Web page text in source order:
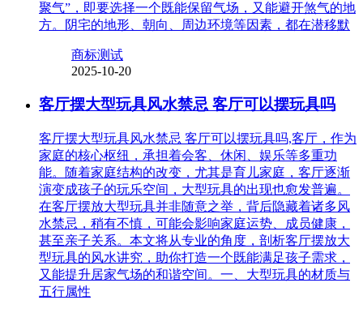
聚气”，即要选择一个既能保留气场，又能避开煞气的地
方。阴宅的地形、朝向、周边环境等因素，都在潜移默
商标测试
2025-10-20
客厅摆大型玩具风水禁忌 客厅可以摆玩具吗
客厅摆大型玩具风水禁忌 客厅可以摆玩具吗,客厅，作为
家庭的核心枢纽，承担着会客、休闲、娱乐等多重功
能。随着家庭结构的改变，尤其是育儿家庭，客厅逐渐
演变成孩子的玩乐空间，大型玩具的出现也愈发普遍。
在客厅摆放大型玩具并非随意之举，背后隐藏着诸多风
水禁忌，稍有不慎，可能会影响家庭运势、成员健康，
甚至亲子关系。本文将从专业的角度，剖析客厅摆放大
型玩具的风水讲究，助你打造一个既能满足孩子需求，
又能提升居家气场的和谐空间。一、大型玩具的材质与
五行属性